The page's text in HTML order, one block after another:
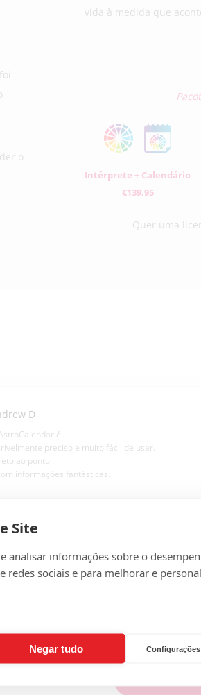
o
vida à medida que
Intérprete + Calendário
€139.95
Quer uma
D
é
preciso e muito fácil de usar.
ao ponto
informações fantásticas.
Site
analisar informações sobre o
redes sociais e para melhorar e
Negar tudo